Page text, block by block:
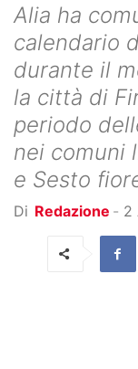
Alia ha
calendario
durante il
la città di
periodo
nei comuni
e Sesto
Di Redazione - 2